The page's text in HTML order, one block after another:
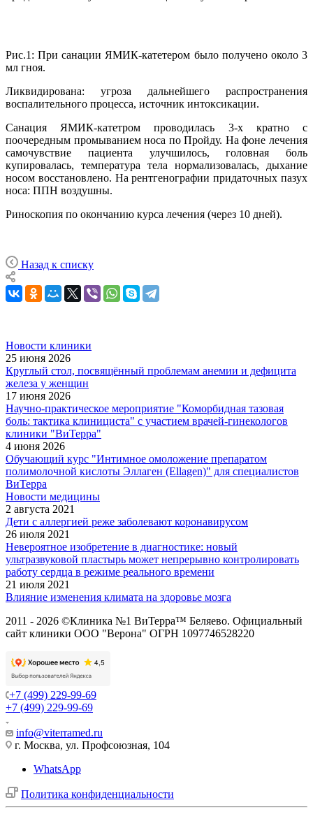
Рис.1: При санации ЯМИК-катетером было получено около 3
мл гноя.
Ликвидирована: угроза дальнейшего распространения
воспалительного процесса, источник интоксикации.
Санация ЯМИК-катетром проводилась 3-х кратно с
поочередным промыванием носа по Пройду. На фоне лечения
самочувствие пациента улучшилось, головная боль
купировалась, температура тела нормализовалась, дыхание
носом восстановлено. На рентгенографии придаточных пазух
носа: ППН воздушны.
Риноскопия по окончанию курса лечения (через 10 дней).
Назад к списку
Новости клиники
25 июня 2026
Круглый стол, посвящённый проблемам анемии и дефицита
железа у женщин
17 июня 2026
Научно-практическое мероприятие "Коморбидная тазовая
боль: тактика клинициста" с участием врачей-гинекологов
клиники "ВиТерра"
4 июня 2026
Обучающий курс "Интимное омоложение препаратом
полимолочной кислоты Эллаген (Ellagen)" для специалистов
ВиТерра
Новости медицины
2 августа 2021
Дети с аллергией реже заболевают коронавирусом
26 июля 2021
Невероятное изобретение в диагностике: новый
ультразвуковой пластырь может непрерывно контролировать
работу сердца в режиме реального времени
21 июля 2021
Влияние изменения климата на здоровье мозга
2011 - 2026 ©Клиника №1 ВиТерра™ Беляево. Официальный
сайт клиники ООО "Верона" ОГРН 1097746528220
+7 (499) 229-99-69
+7 (499) 229-99-69
info@viterramed.ru
г. Москва, ул. Профсоюзная, 104
WhatsApp
Политика конфиденциальности